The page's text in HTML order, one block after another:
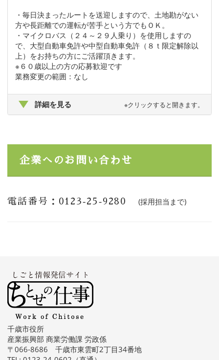
・毎日決まったルートを送迎しますので、土地勘がない
方や長距離での運転が苦手という方でもＯＫ。
・マイクロバス（２４～２９人乗り）を使用しますの
で、大型自動車免許や中型自動車免許（８ｔ限定解除以
上）をお持ちの方にご活躍頂きます。
※６０歳以上の方の応募歓迎です
業務変更の範囲：なし
詳細を見る ※クリックすると開きます。
企業へのお問い合わせ
電話番号：0123‐25‐9280 (採用担当まで)
千歳市役所
産業振興部 商業労働課 労政係
〒066-8686 千歳市東雲町2丁目34番地